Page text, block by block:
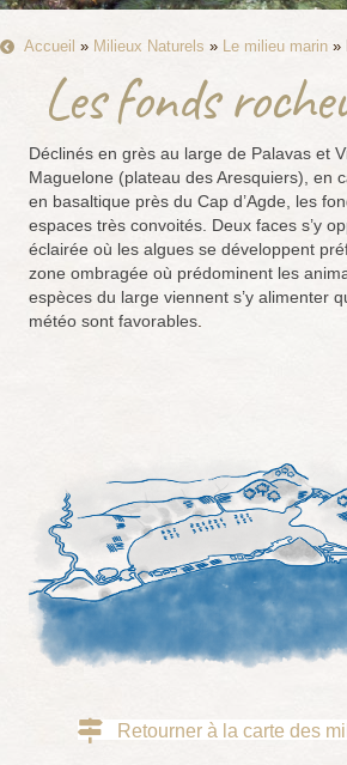
Accueil » Milieux Naturels » Le milieu marin »
Les fonds
Déclinés en grès au large de Palavas et
Maguelone (plateau des Aresquiers), en
en basaltique près du Cap d’Agde, les
espaces très convoités. Deux faces s’y
éclairée où les algues se développent
zone ombragée où prédominent les
espèces du large viennent s’y alimenter
météo sont favorables.
Retourner à la carte des